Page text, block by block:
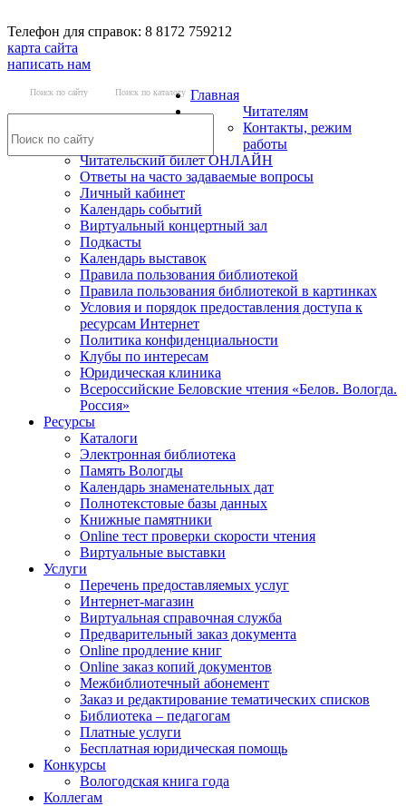
Телефон для справок: 8 8172 759212
карта сайта
написать нам
Поиск по сайту Поиск по каталогу Главная
Читателям
Контакты, режим
работы
Читательский билет ОНЛАЙН
Ответы на часто задаваемые вопросы
Личный кабинет
Календарь событий
Виртуальный концертный зал
Подкасты
Календарь выставок
Правила пользования библиотекой
Правила пользования библиотекой в картинках
Условия и порядок предоставления доступа к
ресурсам Интернет
Политика конфиденциальности
Клубы по интересам
Юридическая клиника
Всероссийские Беловские чтения «Белов. Вологда.
Россия»
Ресурсы
Каталоги
Электронная библиотека
Память Вологды
Календарь знаменательных дат
Полнотекстовые базы данных
Книжные памятники
Online тест проверки скорости чтения
Виртуальные выставки
Услуги
Перечень предоставляемых услуг
Интернет-магазин
Виртуальная справочная служба
Предварительный заказ документа
Online продление книг
Online заказ копий документов
Межбиблиотечный абонемент
Заказ и редактирование тематических списков
Библиотека – педагогам
Платные услуги
Бесплатная юридическая помощь
Конкурсы
Вологодская книга года
Коллегам